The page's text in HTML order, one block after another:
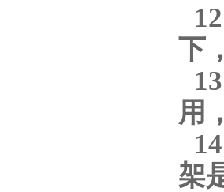
12
下
13
用
14
架